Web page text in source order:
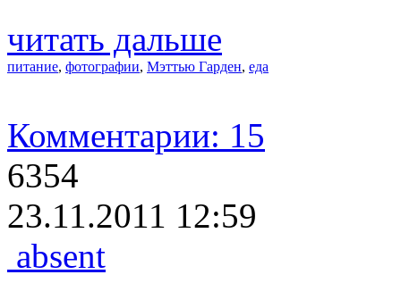
читать дальше
питание, фотографии, Мэттью Гарден, еда
Комментарии: 15
6354
23.11.2011 12:59
absent